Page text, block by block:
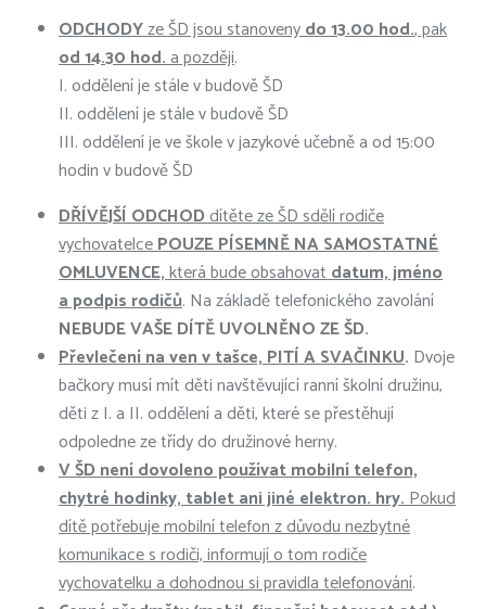
ODCHODYze ŠD jsou stanovenydo 13.00 hod., pak
od 14.30 hod.a později.
I. oddělení je stále v budově ŠD
II. oddělení je stále v budově ŠD
III. oddělení je ve škole v jazykové učebně a od 15:00
hodin v budově ŠD
DŘÍVĚJŠÍ ODCHODdítěte ze ŠD sdělí rodiče
vychovatelcePOUZE PÍSEMNĚ NA SAMOSTATNÉ
OMLUVENCE,která bude obsahovatdatum, jméno
a podpis rodičů. Na základě telefonického zavolání
NEBUDE VAŠE DÍTĚ UVOLNĚNO ZE ŠD.
Převlečení na ven v tašce, PITÍ A SVAČINKU. Dvoje
bačkory musí mít děti navštěvující ranní školní družinu,
děti z I. a II. oddělení a děti, které se přestěhují
odpoledne ze třídy do družinové herny.
V ŠD není dovoleno používat mobilní telefon,
chytré hodinky, tablet ani jiné elektron. hry.Pokud
dítě potřebuje mobilní telefon z důvodu nezbytné
komunikace s rodiči, informují o tom rodiče
vychovatelku a dohodnou si pravidla telefonování.